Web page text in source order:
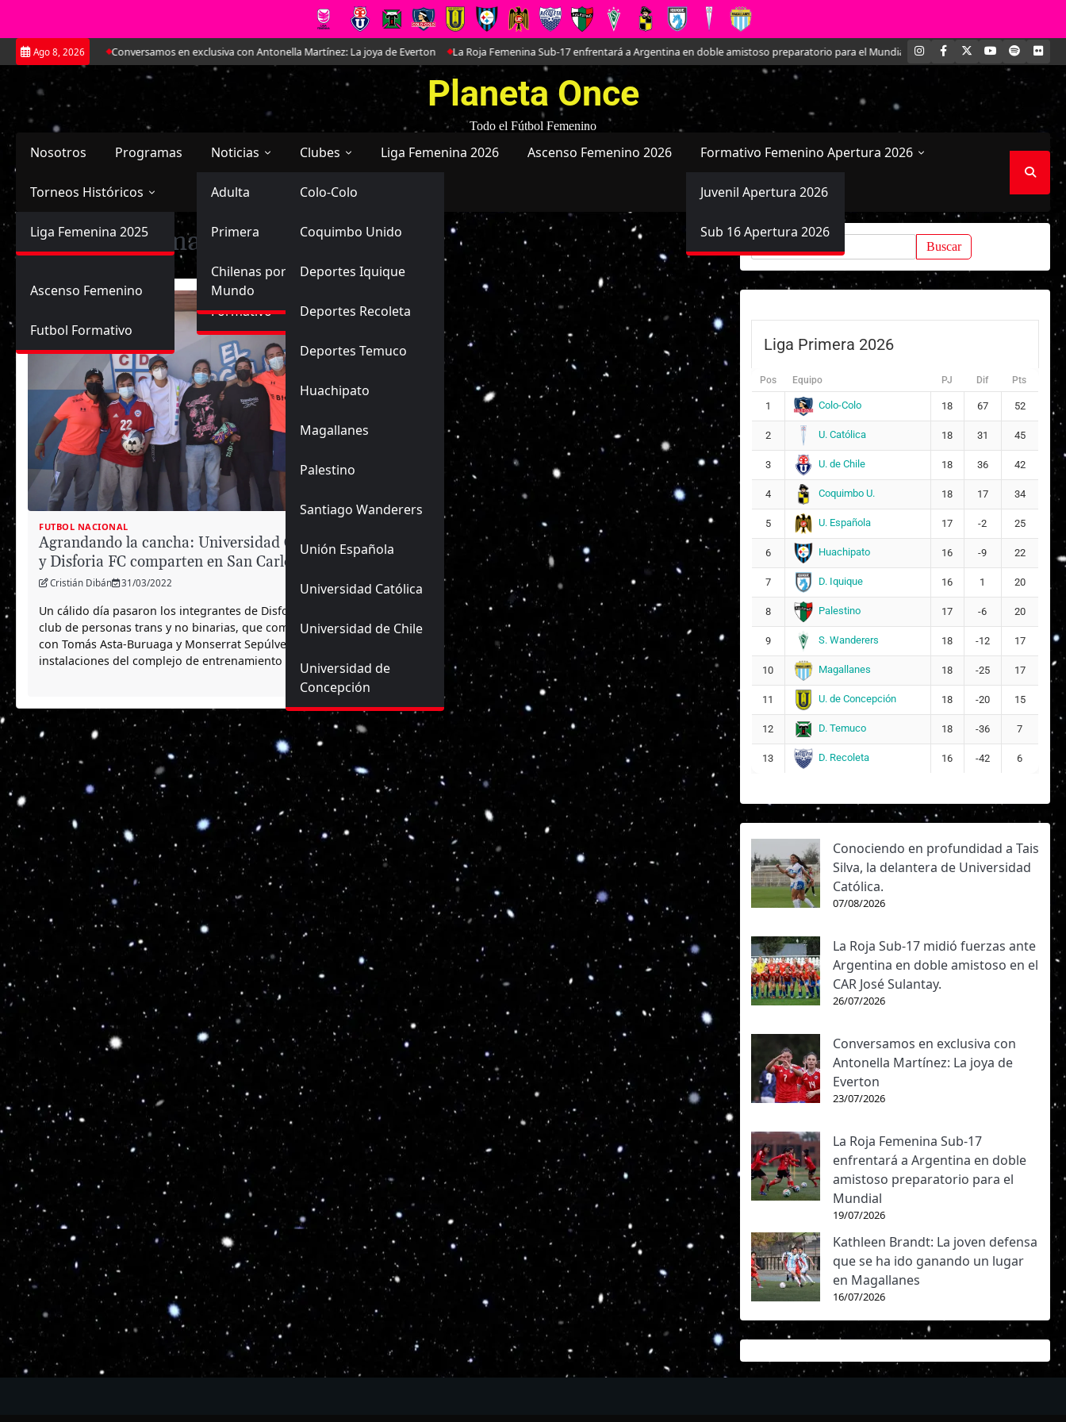
Saltar
al
contenido
Ago 8, 2026
Sulantay. Conversamos en exclusiva con Antonella Martínez: La joya de Everton La Roja Femenina Sub-17 enfrentará a Argentina en doble amistoso preparatorio para el Mundial Kathleen Brandt: La joven defensa
INSTAGRAM
FACEBOOK YOUTUBE
SPOTIFY
Planeta Once
Todo el Fútbol Femenino
Nosotros Programas Noticias
Selección Chilena
Adulta
Sub-20
Sub-17
Futbol Nacional
Primera
Ascenso
Formativo
Futbol Internacional
Chilenas por el
Mundo
Clubes
Primera
Colo-Colo
Coquimbo Unido
Deportes Iquique
Deportes Recoleta
Deportes Temuco
Huachipato
Magallanes
Palestino
Santiago Wanderers
Unión Española
Universidad Católica
Universidad de Chile
Universidad de
Concepción
Ascenso
Liga Femenina 2026 Ascenso Femenino 2026 Formativo Femenino Apertura 2026
Juvenil Apertura 2026
Sub 16 Apertura 2026
Torneos Históricos
Primera División
Femenina
Liga Femenina 2025
Ascenso Femenino
Futbol Formativo
Etiqueta:Tomas Asta-Buruaga
FUTBOL NACIONAL
Agrandando la cancha: Universidad Católica
y Disforia FC comparten en San Carlos
Cristián Dibán 31/03/2022
Un cálido día pasaron los integrantes de Disforia FC,
club de personas trans y no binarias, que compartieron
con Tomás Asta-Buruaga y Monserrat Sepúlveda en las
instalaciones del complejo de entrenamiento de la UC.
Buscar:
Liga Primera 2026
Pos Equipo PJ Dif Pts
1 Colo-Colo 18 67 52
2 U. Católica 18 31 45
3 U. de Chile 18 36 42
4 Coquimbo U. 18 17 34
5 U. Española 17 -2 25
6 Huachipato 16 -9 22
7 D. Iquique 16 1 20
8 Palestino 17 -6 20
9 S. Wanderers 18 -12 17
10 Magallanes 18 -25 17
11 U. de Concepción 18 -20 15
12 D. Temuco 18 -36 7
13 D. Recoleta 16 -42 6
Conociendo en profundidad a Tais
Silva, la delantera de Universidad
Católica.
07/08/2026
La Roja Sub-17 midió fuerzas ante
Argentina en doble amistoso en el
CAR José Sulantay.
26/07/2026
Conversamos en exclusiva con
Antonella Martínez: La joya de
Everton
23/07/2026
La Roja Femenina Sub-17
enfrentará a Argentina en doble
amistoso preparatorio para el
Mundial
19/07/2026
Kathleen Brandt: La joven defensa
que se ha ido ganando un lugar
en Magallanes
16/07/2026